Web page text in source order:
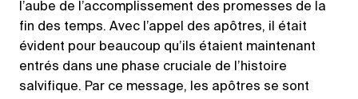
l’aube de l’accomplissement des promesses de la
fin des temps. Avec l’appel des apôtres, il était
évident pour beaucoup qu’ils étaient maintenant
entrés dans une phase cruciale de l’histoire
salvifique. Par ce message, les apôtres se sont